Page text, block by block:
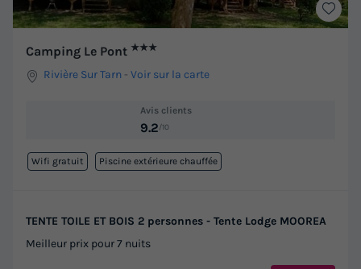
Camping Le Pont ★★★
Rivière Sur Tarn -Voir sur la carte
Avis clients
9.2/10
Wifi gratuit Piscine extérieure chauffée
TENTE TOILE ET BOIS 2 personnes - Tente Lodge MOOREA
Meilleur prix pour 7 nuits